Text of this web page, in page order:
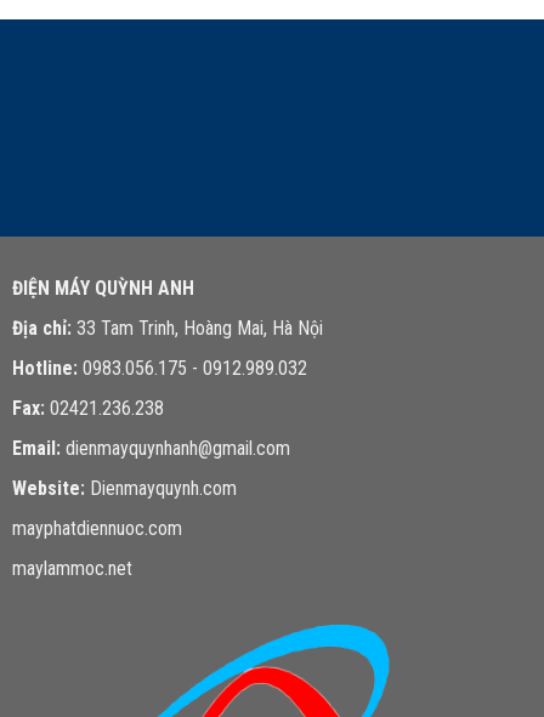
ĐIỆN MÁY QUỲNH ANH
Địa chỉ: 33 Tam Trinh, Hoàng Mai, Hà Nội
Hotline: 0983.056.175 - 0912.989.032
Fax: 02421.236.238
Email: dienmayquynhanh@gmail.com
Website: Dienmayquynh.com
mayphatdiennuoc.com
maylammoc.net